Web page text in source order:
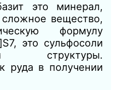
это минерал,
сложное вещество,
формулу
это сульфосоли
структуры.
руда в получении